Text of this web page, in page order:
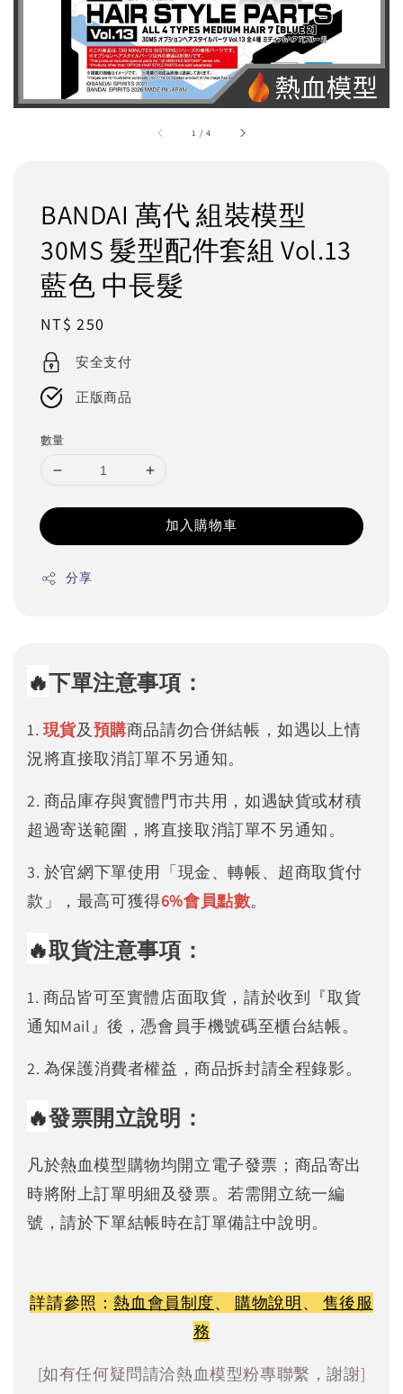
1 /4
BANDAI 萬代 組裝模型
30MS 髮型配件套組 Vol.13
藍色 中長髮
Regular
price
NT$ 250
安全支付
正版商品
數量
加入購物車
分享
🔥下單注意事項：
1. 現貨及預購商品請勿合併結帳，如遇以上情
況將直接取消訂單不另通知。
2. 商品庫存與實體門市共用，如遇缺貨或材積
超過寄送範圍，將直接取消訂單不另通知。
3. 於官網下單使用「現金、轉帳、超商取貨付
款」，最高可獲得6%會員點數。
🔥取貨注意事項：
1. 商品皆可至實體店面取貨，請於收到『取貨
通知Mail』後，憑會員手機號碼至櫃台結帳。
2. 為保護消費者權益，商品拆封請全程錄影。
🔥發票開立說明：
凡於熱血模型購物均開立電子發票；商品寄出
時將附上訂單明細及發票。若需開立統一編
號，請於下單結帳時在訂單備註中說明。
詳請參照：熱血會員制度、 購物說明、 售後服
務
[如有任何疑問請洽熱血模型粉專聯繫，謝謝]